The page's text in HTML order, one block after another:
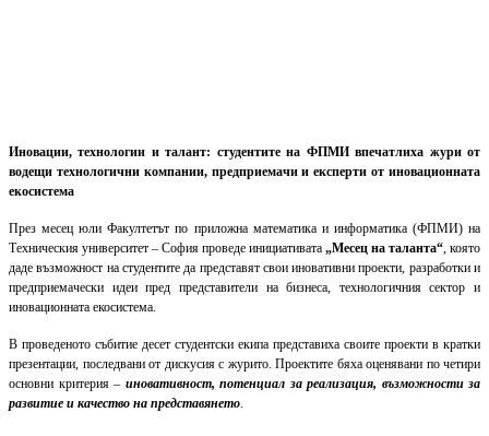
Иновации, технологии и талант: студентите на ФПМИ впечатлиха жури от
водещи технологични компании, предприемачи и експерти от иновационната
екосистема
През месец юли Факултетът по приложна математика и информатика (ФПМИ) на
Техническия университет – София проведе инициативата „Месец на таланта“, която
даде възможност на студентите да представят свои иновативни проекти, разработки и
предприемачески идеи пред представители на бизнеса, технологичния сектор и
иновационната екосистема.
В проведеното събитие десет студентски екипа представиха своите проекти в кратки
презентации, последвани от дискусия с журито. Проектите бяха оценявани по четири
основни критерия – иновативност, потенциал за реализация, възможности за
развитие и качество на представянето.